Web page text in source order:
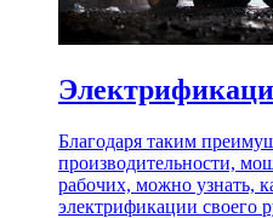
Благодаря таким
производительности,
рабочих, можно узнать,
электрификации своего